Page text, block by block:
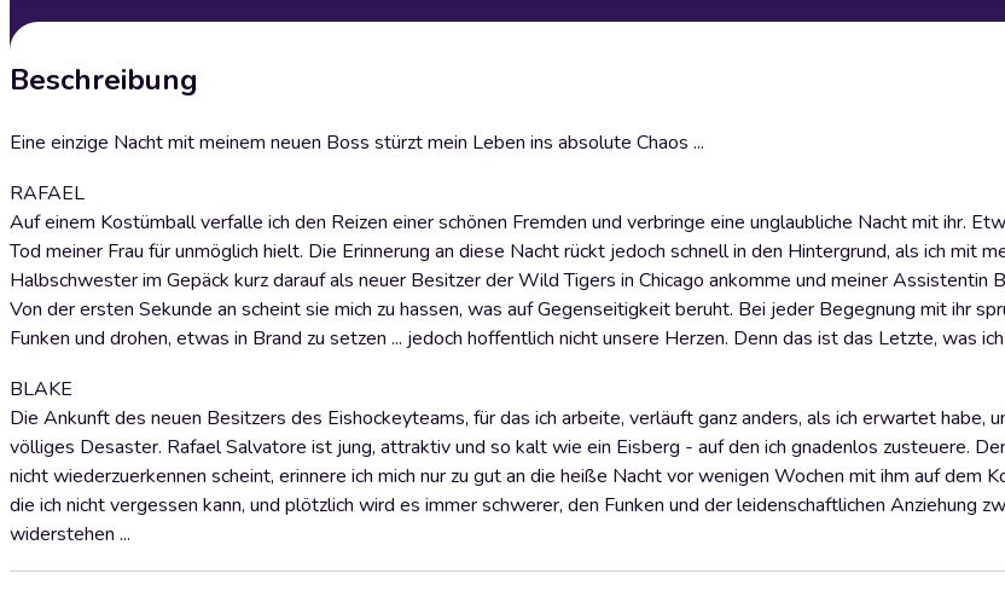
Beschreibung
Eine einzige Nacht mit meinem neuen Boss stürzt mein Leben ins absolute Chaos ...
RAFAEL
Auf einem Kostümball verfalle ich den Reizen einer schönen Fremden und verbringe eine unglaubliche Nacht mit ihr.
Tod meiner Frau für unmöglich hielt. Die Erinnerung an diese Nacht rückt jedoch schnell in den Hintergrund, als ich mit
Halbschwester im Gepäck kurz darauf als neuer Besitzer der Wild Tigers in Chicago ankomme und meiner Assistentin
Von der ersten Sekunde an scheint sie mich zu hassen, was auf Gegenseitigkeit beruht. Bei jeder Begegnung mit ihr
Funken und drohen, etwas in Brand zu setzen ... jedoch hoffentlich nicht unsere Herzen. Denn das ist das Letzte, was
BLAKE
Die Ankunft des neuen Besitzers des Eishockeyteams, für das ich arbeite, verläuft ganz anders, als ich erwartet habe,
völliges Desaster. Rafael Salvatore ist jung, attraktiv und so kalt wie ein Eisberg - auf den ich gnadenlos zusteuere.
nicht wiederzuerkennen scheint, erinnere ich mich nur zu gut an die heiße Nacht vor wenigen Wochen mit ihm auf dem
die ich nicht vergessen kann, und plötzlich wird es immer schwerer, den Funken und der leidenschaftlichen Anziehung
widerstehen ...